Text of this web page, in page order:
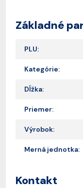
Základné
PLU:
Kategórie:
Dĺžka:
Priemer:
Výrobok:
Merná jednotka:
Kontakt